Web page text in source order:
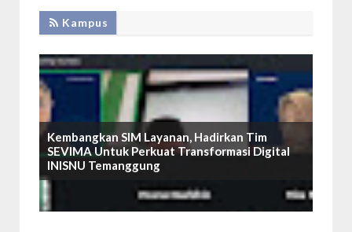
Kampus
Kembangkan SIM Layanan, Hadirkan Tim
SEVIMA Untuk Perkuat Transformasi Digital
INISNU Temanggung